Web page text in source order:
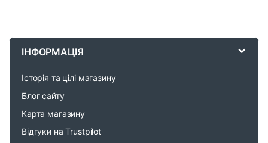
ІНФОРМАЦІЯ
Історія та цілі магазину
Блог сайту
Карта магазину
Відгуки на Trustpilot